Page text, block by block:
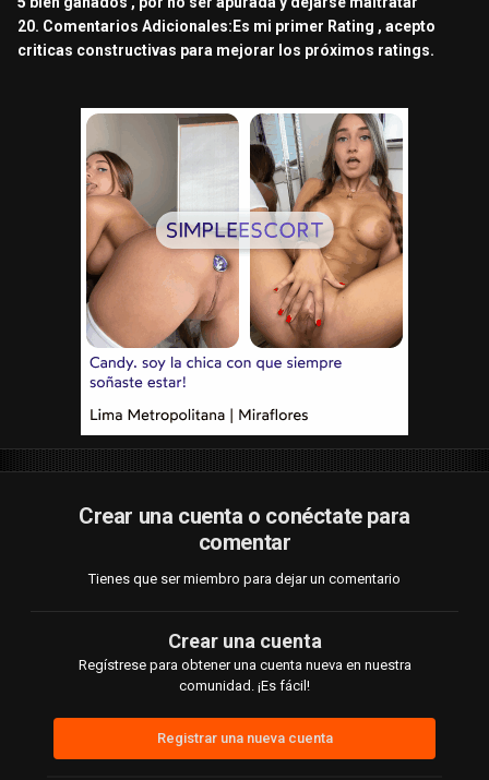
20. Comentarios Adicionales:Es mi primer Rating , acepto
criticas constructivas para mejorar los próximos ratings.
Crear una cuenta o conéctate para
comentar
Tienes que ser miembro para dejar un comentario
Crear una cuenta
Regístrese para obtener una cuenta nueva en nuestra
comunidad. ¡Es fácil!
Registrar una nueva cuenta